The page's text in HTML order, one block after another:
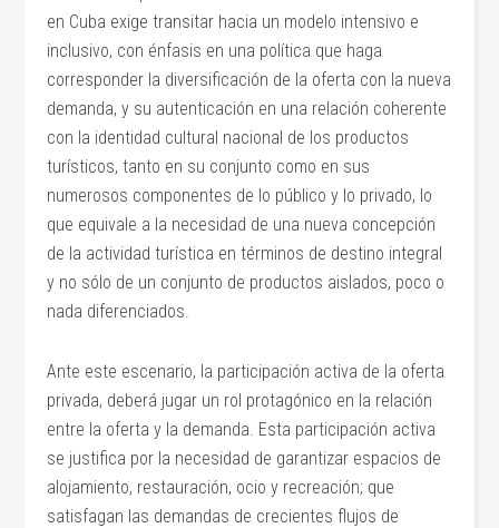
en Cuba exige transitar hacia un modelo intensivo e
inclusivo, con énfasis en una política que haga
corresponder la diversificación de la oferta con la nueva
demanda, y su autenticación en una relación coherente
con la identidad cultural nacional de los productos
turísticos, tanto en su conjunto como en sus
numerosos componentes de lo público y lo privado, lo
que equivale a la necesidad de una nueva concepción
de la actividad turística en términos de destino integral
y no sólo de un conjunto de productos aislados, poco o
nada diferenciados.
Ante este escenario, la participación activa de la oferta
privada, deberá jugar un rol protagónico en la relación
entre la oferta y la demanda. Esta participación activa
se justifica por la necesidad de garantizar espacios de
alojamiento, restauración, ocio y recreación; que
satisfagan las demandas de crecientes flujos de